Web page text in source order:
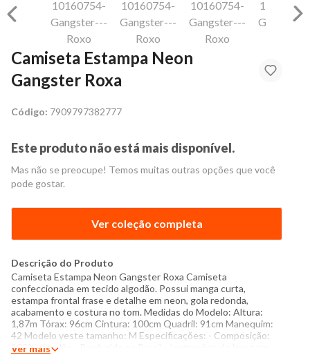
Camiseta Estampa Neon
Gangster Roxa
Código: 7909797382777
Este produto não está mais disponível.
Mas não se preocupe! Temos muitas outras opções que você
pode gostar.
Ver coleção completa
Descrição do Produto
Camiseta Estampa Neon Gangster Roxa Camiseta
confeccionada em tecido algodão. Possui manga curta,
estampa frontal frase e detalhe em neon, gola redonda,
acabamento e costura no tom. Medidas do Modelo: Altura:
1,87m Tórax: 96cm Cintura: 100cm Quadril: 91cm Manequim:
42 Modelo veste tamanho: M Especificações: - Composição:
100% algodão - Produzido no Brasil - Instruções de lavagem:
Ver mais